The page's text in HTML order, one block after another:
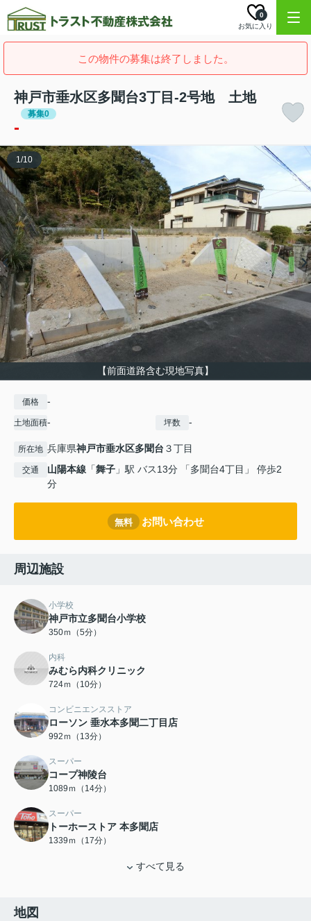
お気に入り
0
この物件の募集は終了しました。
神戸市垂水区多聞台3丁目-2号地 土地
募集0
-
【前面道路含む現地写真】
1/10
価格 -
土地面積- 坪数 -
所在地 兵庫県神戸市垂水区多聞台 ３丁目
交通 山陽本線 「舞子 」駅 バス13分 「多聞台4丁目」 停歩2
分
無料 お問い合わせ
周辺施設
小学校
神戸市立多聞台小学校
350ｍ（5分）
内科
みむら内科クリニック
724ｍ（10分）
コンビニエンスストア
ローソン 垂水本多聞二丁目店
992ｍ（13分）
スーパー
コープ神陵台
1089ｍ（14分）
スーパー
トーホーストア 本多聞店
1339ｍ（17分）
すべて見る
地図